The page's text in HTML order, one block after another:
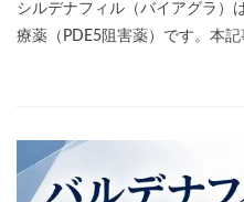
シルデナフィル（バイアグラ）
療薬（PDE5阻害薬）です。本